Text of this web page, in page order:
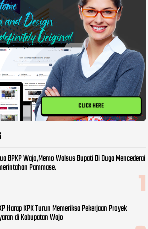
CLICK HERE
BPKP Wajo,Memo Walsus Bupati Di Duga Mencederai
Pammase.
Harap KPK Turun Memeriksa Pekerjaan Proyek
di Kabupatan Wajo